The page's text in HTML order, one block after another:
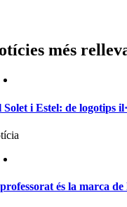
més
Solet i Estel: de logotips
és la marca